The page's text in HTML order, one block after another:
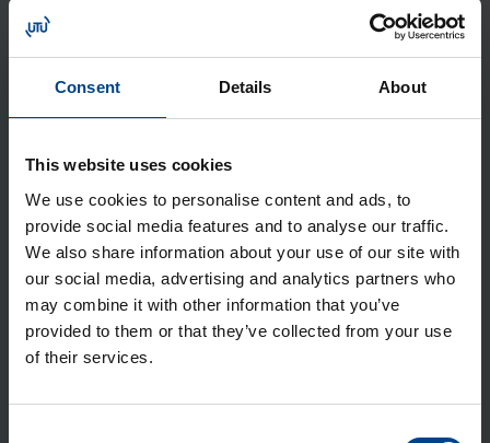
Consent Details About
This website uses cookies
We use cookies to personalise content and ads, to
provide social media features and to analyse our traffic.
We also share information about your use of our site with
our social media, advertising and analytics partners who
may combine it with other information that you’ve
provided to them or that they’ve collected from your use
of their services.
Kom­pak­ti­kat­kai­si­ja h3+ p160 aset.
Sähkönumero: 3637781
TM-suo­ja­re­leel­lä 4-na­pai­nen 100A
70kA
Tuotekoodi: HES101DC
Sähkönumero: 3637782
Kom­pak­ti­kat­kai­si­ja h3+ p160 aset.
TM-suo­ja­re­leel­lä 4-na­pai­nen 125A